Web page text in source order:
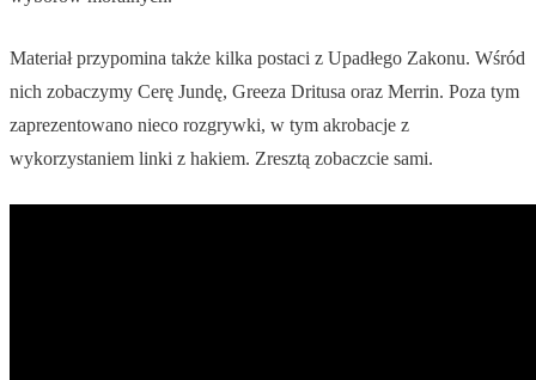
Materiał przypomina także kilka postaci z Upadłego Zakonu. Wśród
nich zobaczymy Cerę Jundę, Greeza Dritusa oraz Merrin. Poza tym
zaprezentowano nieco rozgrywki, w tym akrobacje z
wykorzystaniem linki z hakiem. Zresztą zobaczcie sami.